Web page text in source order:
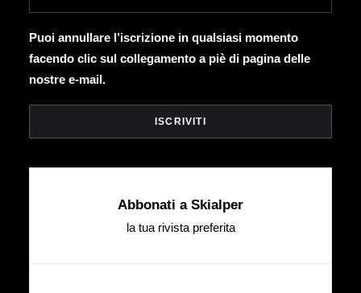
Puoi annullare l’iscrizione in qualsiasi momento
facendo clic sul collegamento a piè di pagina delle
nostre e-mail.
Abbonati a Skialper
la tua rivista preferita